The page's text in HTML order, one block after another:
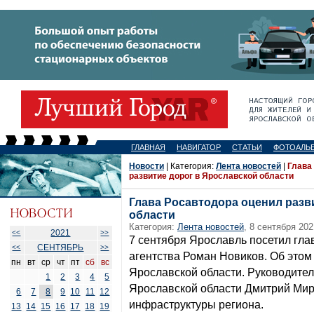
ГЛАВНАЯ НАВИГАТОР СТАТЬИ
<< 2021
>>
<<
СЕНТЯБРЬ >>
пн вт ср чт пт сб
вс
1
2 3 4
5
6
7 8 9 10 11
12
13 14 15 16 17 18 19
Новости | Категория: Лента новостей
развитие дорог в Ярославской области
Глава Росавтодора оценил
области
Категория: Лента новостей, 8 сентября
7 сентября Ярославль посетил
агентства Роман Новиков. Об
Ярославской области.
Ярославской области Дмитрий
инфраструктуры региона.